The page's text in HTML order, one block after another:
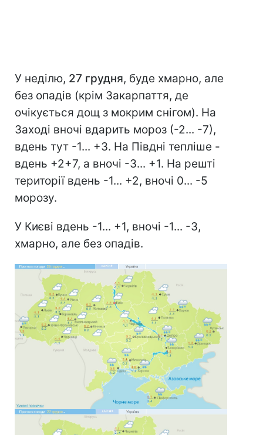
У неділю, 27 грудня, буде хмарно, але
без опадів (крім Закарпаття, де
очікується дощ з мокрим снігом). На
Заході вночі вдарить мороз (-2... -7),
вдень тут -1... +3. На Півдні тепліше -
вдень +2+7, а вночі -3... +1. На решті
території вдень -1... +2, вночі 0... -5
морозу.
У Києві вдень -1... +1, вночі -1... -3,
хмарно, але без опадів.